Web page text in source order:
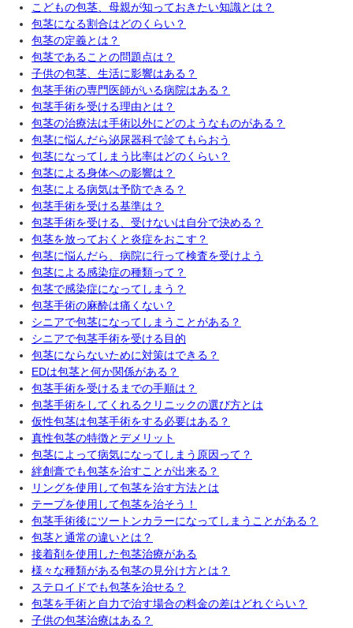
こどもの包茎、母親が知っておきたい知識とは？
包茎になる割合はどのくらい？
包茎の定義とは？
包茎であることの問題点は？
子供の包茎、生活に影響はある？
包茎手術の専門医師がいる病院はある？
包茎手術を受ける理由とは？
包茎の治療法は手術以外にどのようなものがある？
包茎に悩んだら泌尿器科で診てもらおう
包茎になってしまう比率はどのくらい？
包茎による身体への影響は？
包茎による病気は予防できる？
包茎手術を受ける基準は？
包茎手術を受ける、受けないは自分で決める？
包茎を放っておくと炎症をおこす？
包茎に悩んだら、病院に行って検査を受けよう
包茎による感染症の種類って？
包茎で感染症になってしまう？
包茎手術の麻酔は痛くない？
シニアで包茎になってしまうことがある？
シニアで包茎手術を受ける目的
包茎にならないために対策はできる？
EDは包茎と何か関係がある？
包茎手術を受けるまでの手順は？
包茎手術をしてくれるクリニックの選び方とは
仮性包茎は包茎手術をする必要はある？
真性包茎の特徴とデメリット
包茎によって病気になってしまう原因って？
絆創膏でも包茎を治すことが出来る？
リングを使用して包茎を治す方法とは
テープを使用して包茎を治そう！
包茎手術後にツートンカラーになってしまうことがある？
包茎と通常の違いとは？
接着剤を使用した包茎治療がある
様々な種類がある包茎の見分け方とは？
ステロイドでも包茎を治せる？
包茎を手術と自力で治す場合の料金の差はどれぐらい？
子供の包茎治療はある？